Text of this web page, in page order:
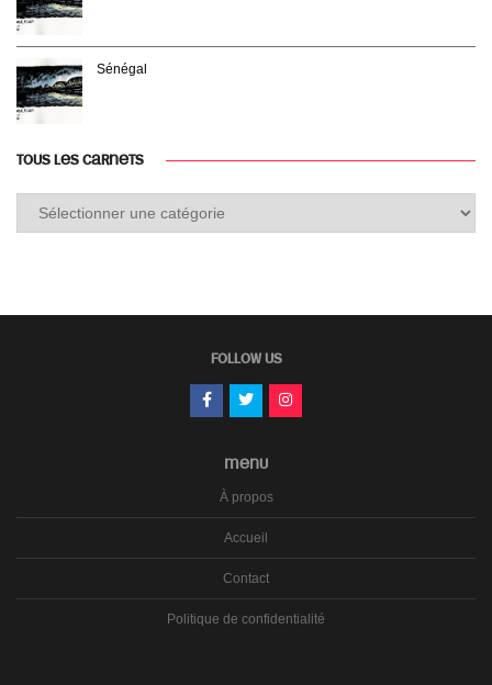
Sénégal
TOUS LES CARNETS
FOLLOW US
MENU
À propos
Accueil
Contact
Politique de confidentialité